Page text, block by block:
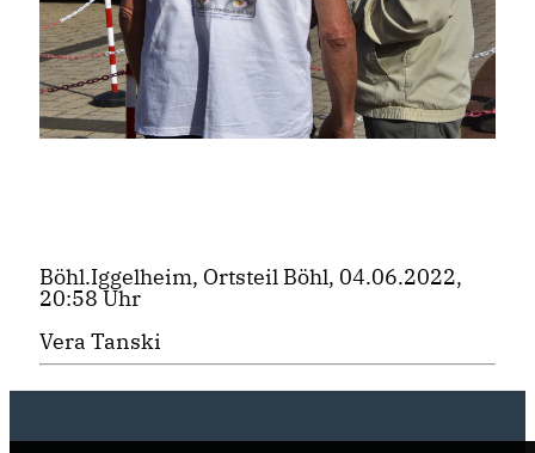
Böhl.Iggelheim, Ortsteil Böhl, 04.06.2022,
20:58 Uhr
Vera Tanski